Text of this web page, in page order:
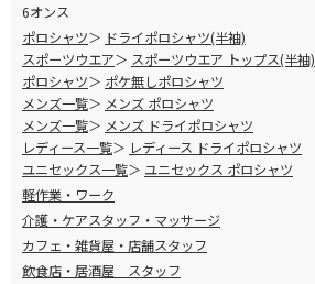
6オンス
ポロシャツ
ドライポロシャツ(半袖)
スポーツウエア
スポーツウエア トップス(半袖)
ポロシャツ
ポケ無しポロシャツ
メンズ一覧
メンズ ポロシャツ
メンズ一覧
メンズ ドライポロシャツ
レディース一覧
レディース ドライポロシャツ
ユニセックス一覧
ユニセックス ポロシャツ
軽作業・ワーク
介護・ケアスタッフ・マッサージ
カフェ・雑貨屋・店舗スタッフ
飲食店・居酒屋 スタッフ